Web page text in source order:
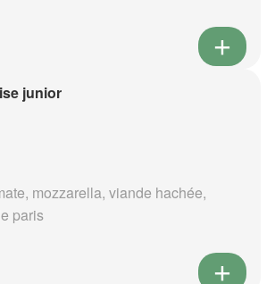
junior
mozzarella, viande hachée,
paris